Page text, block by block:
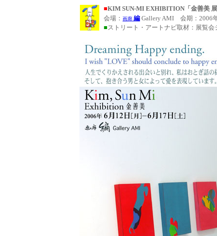
■KIM SUN-MI EXHIBITION「金善美
会場： 画廊 編 Gallery AMI 会期：2006
■ストリート・アートナビ取材：展覧会